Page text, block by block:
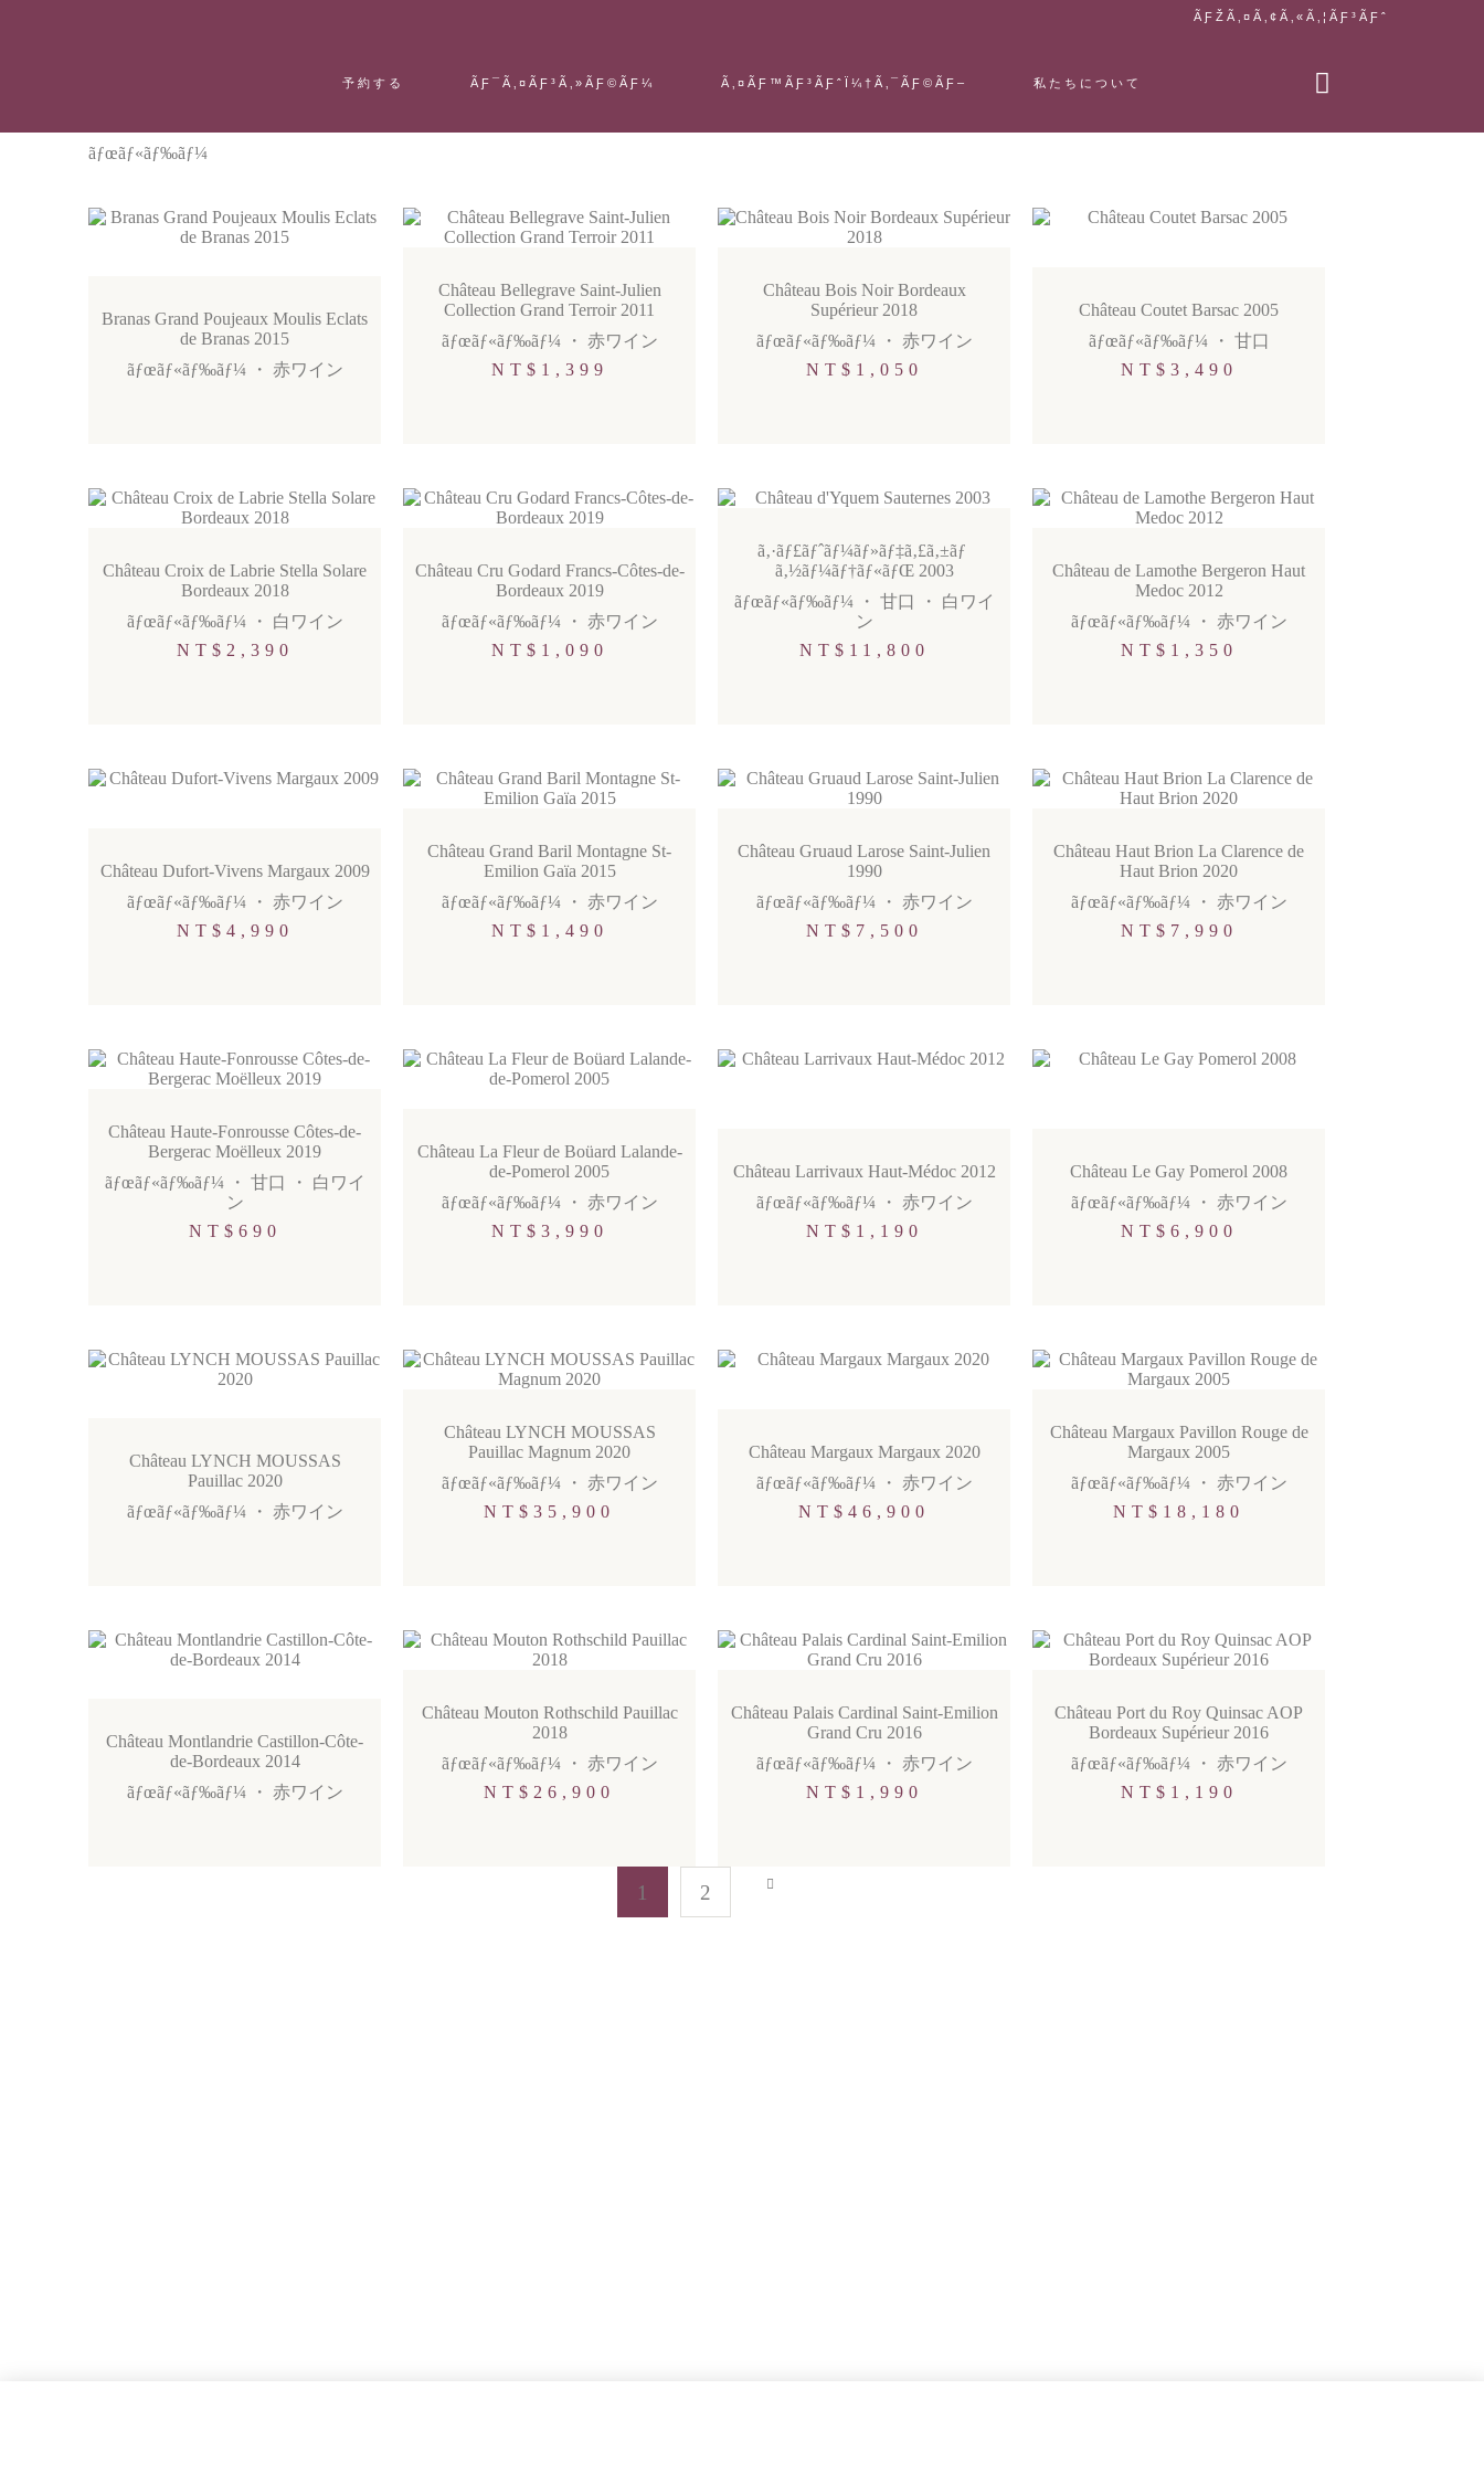
ÃƑŽÃ‚¤Ã‚¢Ã‚«Ã‚¦ÃƑ³ÃƑˆ
予約する ÃƑ¯Ã‚¤ÃƑ³Ã‚»ÃƑ©ÃƑ¼ Ã‚¤ÃƑ™ÃƑ³ÃƑˆÏ¼†Ã‚¯ÃƑ©ÃƑ– 私たちについて
ãƒœãƒ«ãƒ‰ãƒ¼
Branas Grand Poujeaux Moulis Eclats
de Branas 2015
ãƒœãƒ«ãƒ‰ãƒ¼・ 赤ワイン
Château Bellegrave Saint-Julien
Collection Grand Terroir 2011
ãƒœãƒ«ãƒ‰ãƒ¼・ 赤ワイン
NT$ 1,399
Château Bois Noir Bordeaux
Supérieur 2018
ãƒœãƒ«ãƒ‰ãƒ¼・ 赤ワイン
NT$ 1,050
Château Coutet Barsac 2005
ãƒœãƒ«ãƒ‰ãƒ¼・ 甘口
NT$ 3,490
Château Croix de Labrie Stella Solare
Bordeaux 2018
ãƒœãƒ«ãƒ‰ãƒ¼・ 白ワイン
NT$ 2,390
Château Cru Godard Francs-Côtes-de-
Bordeaux 2019
ãƒœãƒ«ãƒ‰ãƒ¼・ 赤ワイン
NT$ 1,090
ã‚·ãƒ£ãƒˆãƒ¼ãƒ»ãƒ‡ã‚£ã‚±ãƒ
ã‚½ãƒ¼ãƒ†ãƒ«ãƒŒ 2003
ãƒœãƒ«ãƒ‰ãƒ¼・ 甘口 ・ 白ワイ
ン
NT$ 11,800
Château de Lamothe Bergeron Haut
Medoc 2012
ãƒœãƒ«ãƒ‰ãƒ¼・ 赤ワイン
NT$ 1,350
Château Dufort-Vivens Margaux 2009
ãƒœãƒ«ãƒ‰ãƒ¼・ 赤ワイン
NT$ 4,990
Château Grand Baril Montagne St-
Emilion Gaïa 2015
ãƒœãƒ«ãƒ‰ãƒ¼・ 赤ワイン
NT$ 1,490
Château Gruaud Larose Saint-Julien
1990
ãƒœãƒ«ãƒ‰ãƒ¼・ 赤ワイン
NT$ 7,500
Château Haut Brion La Clarence de
Haut Brion 2020
ãƒœãƒ«ãƒ‰ãƒ¼・ 赤ワイン
NT$ 7,990
Château Haute-Fonrousse Côtes-de-
Bergerac Moëlleux 2019
ãƒœãƒ«ãƒ‰ãƒ¼・ 甘口 ・ 白ワイ
ン
NT$ 690
Château La Fleur de Boüard Lalande-
de-Pomerol 2005
ãƒœãƒ«ãƒ‰ãƒ¼・ 赤ワイン
NT$ 3,990
Château Larrivaux Haut-Médoc 2012
ãƒœãƒ«ãƒ‰ãƒ¼・ 赤ワイン
NT$ 1,190
Château Le Gay Pomerol 2008
ãƒœãƒ«ãƒ‰ãƒ¼・ 赤ワイン
NT$ 6,900
Château LYNCH MOUSSAS
Pauillac 2020
ãƒœãƒ«ãƒ‰ãƒ¼・ 赤ワイン
Château LYNCH MOUSSAS
Pauillac Magnum 2020
ãƒœãƒ«ãƒ‰ãƒ¼・ 赤ワイン
NT$ 35,900
Château Margaux Margaux 2020
ãƒœãƒ«ãƒ‰ãƒ¼・ 赤ワイン
NT$ 46,900
Château Margaux Pavillon Rouge de
Margaux 2005
ãƒœãƒ«ãƒ‰ãƒ¼・ 赤ワイン
NT$ 18,180
Château Montlandrie Castillon-Côte-
de-Bordeaux 2014
ãƒœãƒ«ãƒ‰ãƒ¼・ 赤ワイン
Château Mouton Rothschild Pauillac
2018
ãƒœãƒ«ãƒ‰ãƒ¼・ 赤ワイン
NT$ 26,900
Château Palais Cardinal Saint-Emilion
Grand Cru 2016
ãƒœãƒ«ãƒ‰ãƒ¼・ 赤ワイン
NT$ 1,990
Château Port du Roy Quinsac AOP
Bordeaux Supérieur 2016
ãƒœãƒ«ãƒ‰ãƒ¼・ 赤ワイン
NT$ 1,190
1 2